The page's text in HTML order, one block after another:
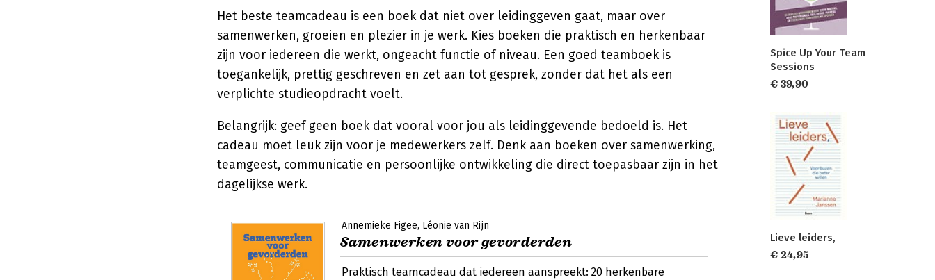
Het beste teamcadeau is een boek dat niet over leidinggeven gaat, maar over
samenwerken, groeien en plezier in je werk. Kies boeken die praktisch en herkenbaar
zijn voor iedereen die werkt, ongeacht functie of niveau. Een goed teamboek is
toegankelijk, prettig geschreven en zet aan tot gesprek, zonder dat het als een
verplichte studieopdracht voelt.
Belangrijk: geef geen boek dat vooral voor jou als leidinggevende bedoeld is. Het
cadeau moet leuk zijn voor je medewerkers zelf. Denk aan boeken over samenwerking,
teamgeest, communicatie en persoonlijke ontwikkeling die direct toepasbaar zijn in het
dagelijkse werk.
Annemieke Figee Léonie van Rijn
Samenwerken voor gevorderden
Praktisch teamcadeau dat iedereen aanspreekt: 20 herkenbare
Spice Up Your Team
Sessions
€ 39,90
Lieve leiders,
€ 24,95